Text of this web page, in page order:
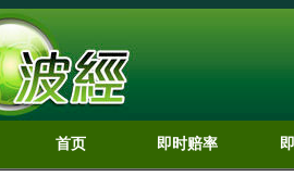
首页 即时赔率